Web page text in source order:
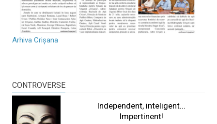
Arhiva Crișana
CONTROVERSE
Independent, inteligent...
Impertinent!